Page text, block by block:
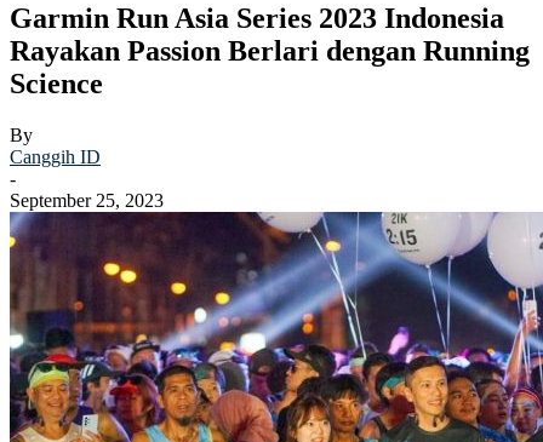
Garmin Run Asia Series 2023 Indonesia
Rayakan Passion Berlari dengan Running
Science
By
Canggih ID
-
September 25, 2023